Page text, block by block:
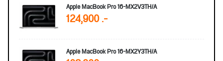
Apple MacBook Pro 16-MX2V3TH/A
124,900 .-
Apple MacBook Pro 16-MX2Y3TH/A